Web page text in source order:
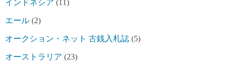
インドネシア (11)
エール (2)
オークション・ネット 古銭入札誌 (5)
オーストラリア (23)